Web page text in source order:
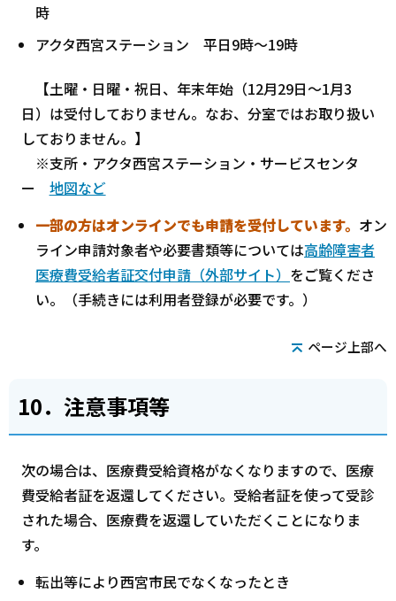
時
アクタ西宮ステーション 平日9時～19時
【土曜・日曜・祝日、年末年始（12月29日～1月3
日）は受付しておりません。なお、分室ではお取り扱い
しておりません。】
※支所・アクタ西宮ステーション・サービスセンタ
ー 地図など
一部の方はオンラインでも申請を受付しています。 オン
ライン申請対象者や必要書類等については高齢障害者
医療費受給者証交付申請（外部サイト） をご覧くださ
い。（手続きには利用者登録が必要です。）
ページ上部へ
10．注意事項等
次の場合は、医療費受給資格がなくなりますので、医療
費受給者証を返還してください。受給者証を使って受診
された場合、医療費を返還していただくことになりま
す。
転出等により西宮市民でなくなったとき